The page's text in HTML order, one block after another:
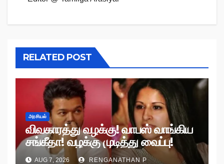
RELATED POST
அரசியல்
விவகாரத்து வழக்கு! வாபஸ் வாங்கிய
சங்கீதா! வழக்கு முடித்து வைப்பு!
AUG 7, 2026 RENGANATHAN P